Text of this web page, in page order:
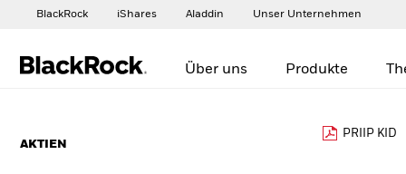
BlackRock iShares Aladdin Unser Unternehmen
Über uns Produkte
AKTIEN
PRIIP KID